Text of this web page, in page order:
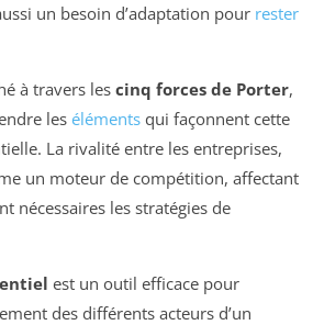
un besoin d’adaptation pour rester
à travers les cinq forces de Porter,
les éléments qui façonnent cette
La rivalité entre les entreprises,
un moteur de compétition, affectant
nécessaires les stratégies de
est un outil efficace pour
des différents acteurs d’un